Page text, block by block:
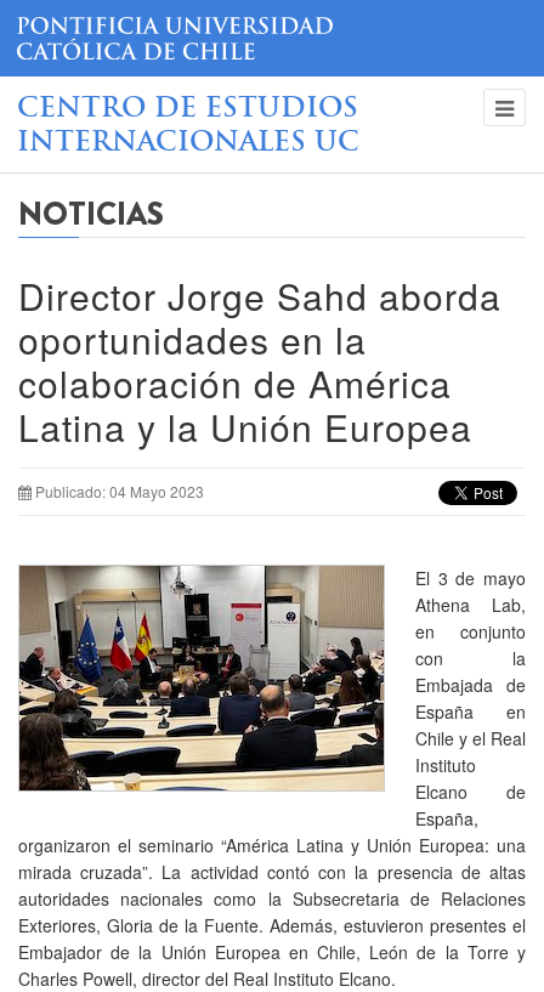
CENTRO DE ESTUDIOS
INTERNACIONALES UC
NOTICIAS
Director Jorge Sahd aborda
oportunidades en la
colaboración de América
Latina y la Unión Europea
Publicado: 04 Mayo 2023
El 3 de mayo
Athena Lab,
en conjunto
con la
Embajada de
España en
Chile y el Real
Instituto
Elcano de
España,
organizaron el seminario “América Latina y Unión Europea: una
mirada cruzada”. La actividad contó con la presencia de altas
autoridades nacionales como la Subsecretaria de Relaciones
Exteriores, Gloria de la Fuente. Además, estuvieron presentes el
Embajador de la Unión Europea en Chile, León de la Torre y
Charles Powell, director del Real Instituto Elcano.